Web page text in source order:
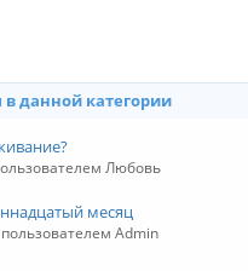
данной категории
Любовь
месяц
Admin